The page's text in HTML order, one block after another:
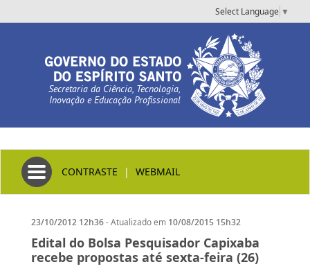
Select Language ▼
Secretaria da Ciência, Tecnologia,
Inovação e Educação Profissional
Toggle navigation
CONTRASTE | WEBMAIL
23/10/2012 12h36- Atualizado em 10/08/2015 15h32
Edital do Bolsa Pesquisador Capixaba
recebe propostas até sexta-feira (26)